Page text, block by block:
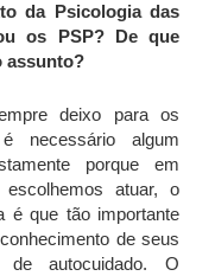
da Psicologia das
os PSP? De que
assunto?
deixo para os
necessário algum
porque em
atuar, o
é que tão importante
de seus
autocuidado. O